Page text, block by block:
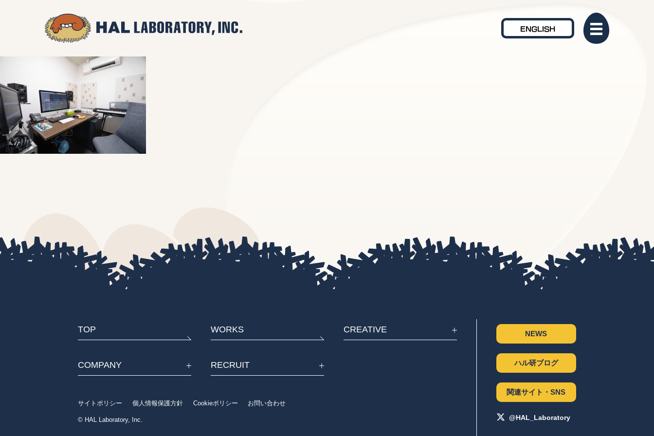
ENGLISH
TOP WORKS CREATIVE
COMPANY RECRUIT
サイトポリシー 個人情報保護方針 Cookieポリシー お問い合わせ
© HAL Laboratory, Inc.
NEWS
ハル研ブログ
関連サイト・SNS
@HAL_Laboratory